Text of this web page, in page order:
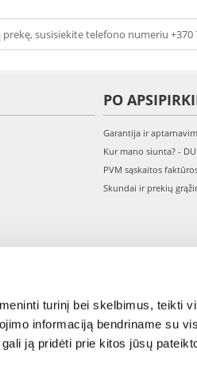
turinį bei skelbimus, teikti
informaciją bendriname su
ją pridėti prie kitos jūsų
susisiekite telefono numeriu +370
PO
Garantija ir
Kur mano siunta? -
PVM sąskaitos
Skundai ir prekių